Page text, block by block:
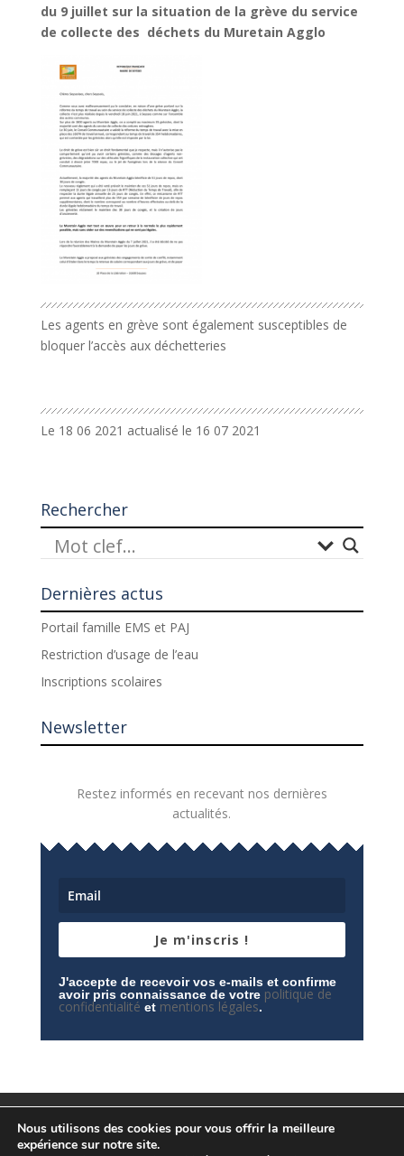
du 9 juillet sur la situation de la grève du service
de collecte des déchets du Muretain Agglo
Les agents en grève sont également susceptibles de
bloquer l’accès aux déchetteries
Le 18 06 2021 actualisé le 16 07 2021
Rechercher
Dernières actus
Portail famille EMS et PAJ
Restriction d’usage de l’eau
Inscriptions scolaires
Newsletter
Restez informés en recevant nos dernières
actualités.
Je m'inscris !
J'accepte de recevoir vos e-mails et confirme
avoir pris connaissance de votre politique de
confidentialité et mentions légales.
Espace privé
Politique de confidentialité
Nous utilisons des cookies pour vous offrir la meilleure
expérience sur notre site.